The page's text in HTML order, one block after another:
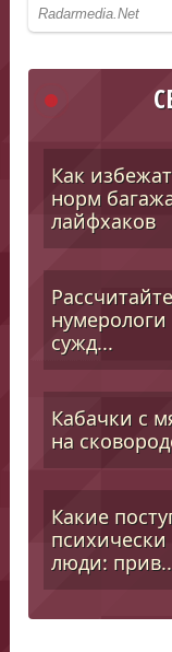
Как
норм
лайфхаков
сужд...
Кабачки с
на
Какие
люди: